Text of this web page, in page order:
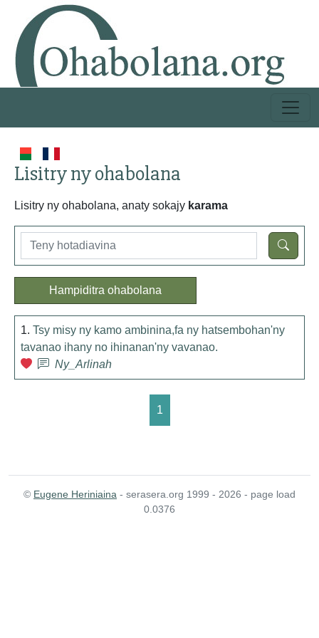
Lisitry ny ohabolana
Lisitry ny ohabolana, anaty sokajy karama
Hampiditra ohabolana
1. Tsy misy ny kamo ambinina,fa ny hatsembohan'ny
tavanao ihany no ihinanan'ny vavanao.
Ny_Arlinah
1
© Eugene Heriniaina - serasera.org 1999 - 2026 - page load
0.0376